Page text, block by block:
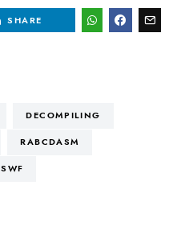
SHARE
DECOMPILING
RABCDASM
SWF